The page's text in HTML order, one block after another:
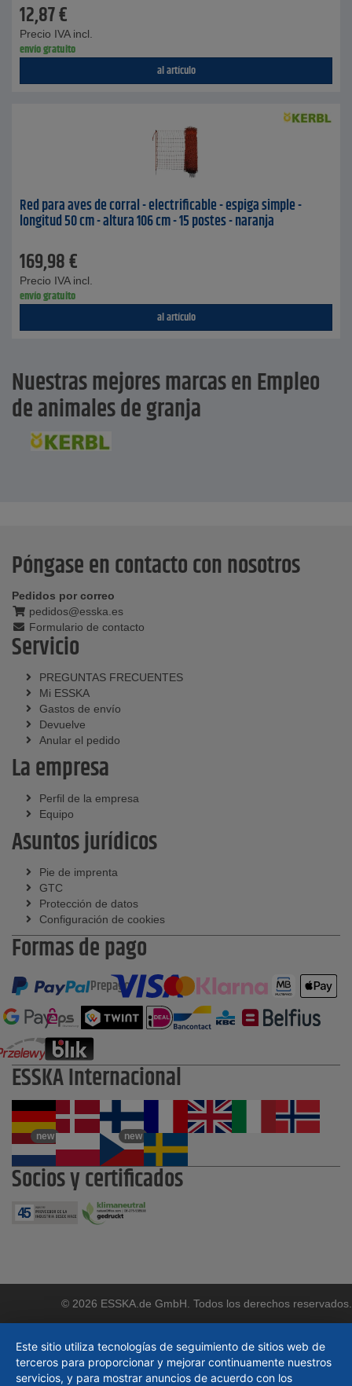
12,87€
Precio IVA incl.
envío gratuito
al artículo
Red para aves de corral - electrificable - espiga simple -
longitud 50 cm - altura 106 cm - 15 postes - naranja
169,98€
Precio IVA incl.
envío gratuito
al artículo
Nuestras mejores marcas en Empleo
de animales de granja
Póngase en contacto con nosotros
Pedidos por correo
pedidos@esska.es
Formulario de contacto
Servicio
PREGUNTAS FRECUENTES
Mi ESSKA
Gastos de envío
Devuelve
Anular el pedido
La empresa
Perfil de la empresa
Equipo
Asuntos jurídicos
Pie de imprenta
GTC
Protección de datos
Configuración de cookies
Formas de pago
Prepago
ESSKA Internacional
new new
Socios y certificados
© 2026 ESSKA.de GmbH. Todos los derechos reservados.
Este sitio utiliza tecnologías de seguimiento de sitios web de
terceros para proporcionar y mejorar continuamente nuestros
servicios, y para mostrar anuncios de acuerdo con los